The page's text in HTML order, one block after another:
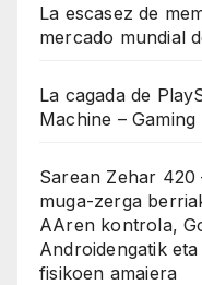
La escasez de
mercado mundial
La cagada de
Machine – Gaming
Sarean Zehar 420
muga-zerga
AAren kontrola,
Androidengatik
fisikoen amaiera